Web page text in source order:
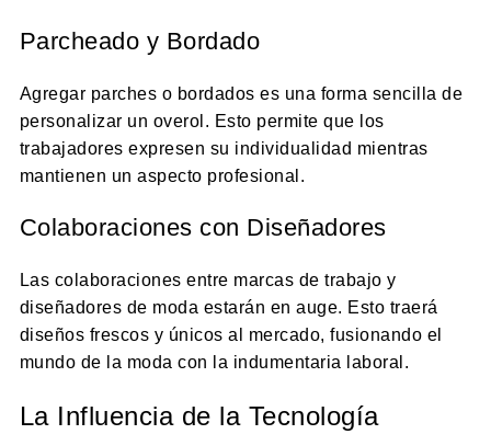
Parcheado y Bordado
Agregar parches o bordados es una forma sencilla de
personalizar un overol. Esto permite que los
trabajadores expresen su individualidad mientras
mantienen un aspecto profesional.
Colaboraciones con Diseñadores
Las colaboraciones entre marcas de trabajo y
diseñadores de moda estarán en auge. Esto traerá
diseños frescos y únicos al mercado, fusionando el
mundo de la moda con la indumentaria laboral.
La Influencia de la Tecnología